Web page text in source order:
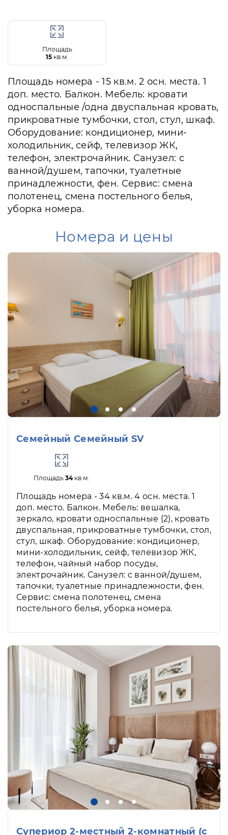
Площадь
15 кв.м.
Площадь номера - 15 кв.м. 2 осн. места. 1
доп. место. Балкон. Мебель: кровати
односпальные /одна двуспальная кровать,
прикроватные тумбочки, стол, стул, шкаф.
Оборудование: кондиционер, мини-
холодильник, сейф, телевизор ЖК,
телефон, электрочайник. Санузел: с
ванной/душем, тапочки, туалетные
принадлежности, фен. Сервис: смена
полотенец, смена постельного белья,
уборка номера.
Номера и цены
Семейный Семейный SV
Площадь34кв.м.
Площадь номера - 34 кв.м. 4 осн. места. 1
доп. место. Балкон. Мебель: вешалка,
зеркало, кровати односпальные (2), кровать
двуспальная, прикроватные тумбочки, стол,
стул, шкаф. Оборудование: кондиционер,
мини-холодильник, сейф, телевизор ЖК,
телефон, чайный набор посуды,
электрочайник. Санузел: с ванной/душем,
тапочки, туалетные принадлежности, фен.
Сервис: смена полотенец, смена
постельного белья, уборка номера.
Супериор 2-местный 2-комнатный (с